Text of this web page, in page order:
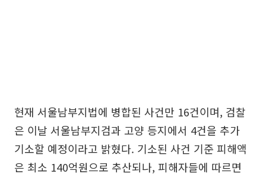
현재 서울남부지법에 병합된 사건만 16건이며, 검찰
은 이날 서울남부지검과 고양 등지에서 4건을 추가
기소할 예정이라고 밝혔다. 기소된 사건 기준 피해액
은 최소 140억원으로 추산되나, 피해자들에 따르면